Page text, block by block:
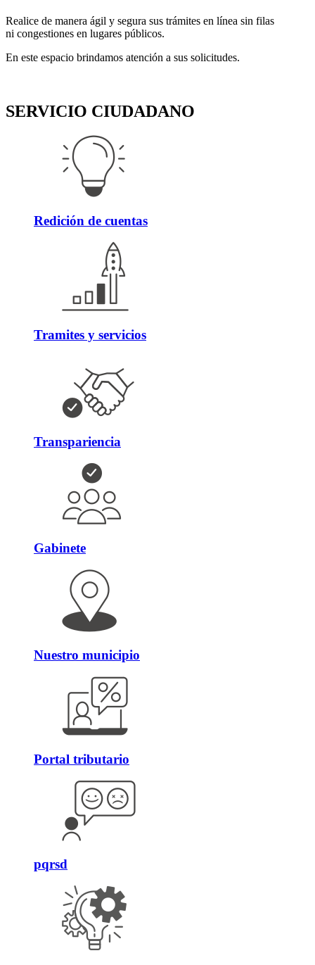
Realice de manera ágil y segura sus trámites en línea sin filas
ni congestiones en lugares públicos.
En este espacio brindamos atención a sus solicitudes.
SERVICIO CIUDADANO
Redición de cuentas
Tramites y servicios
Transpariencia
Gabinete
Nuestro municipio
Portal tributario
pqrsd